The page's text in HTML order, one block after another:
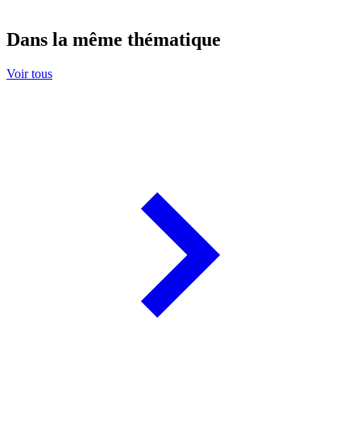
Dans la même thématique
Voir tous